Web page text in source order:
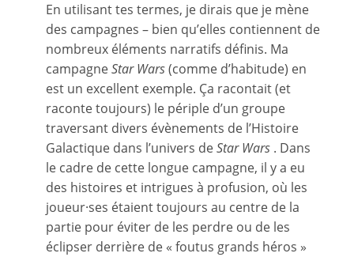
En utilisant tes termes, je dirais que je mène
des campagnes – bien qu’elles contiennent de
nombreux éléments narratifs définis. Ma
campagneStar Wars(comme d’habitude) en
est un excellent exemple. Ça racontait (et
raconte toujours) le périple d’un groupe
traversant divers évènements de l’Histoire
Galactique dans l’univers deStar Wars . Dans
le cadre de cette longue campagne, il y a eu
des histoires et intrigues à profusion, où les
joueur·ses étaient toujours au centre de la
partie pour éviter de les perdre ou de les
éclipser derrière de « foutus grands héros »